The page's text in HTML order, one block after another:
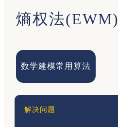
熵权法(EWM)
数学建模常用算法
解决问题